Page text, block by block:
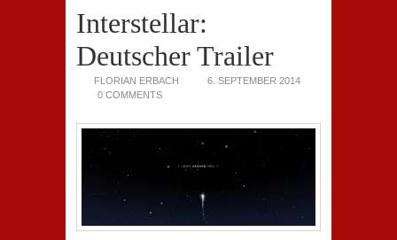
Interstellar:
Deutscher Trailer
FLORIAN ERBACH
6. SEPTEMBER 2014
0 COMMENTS